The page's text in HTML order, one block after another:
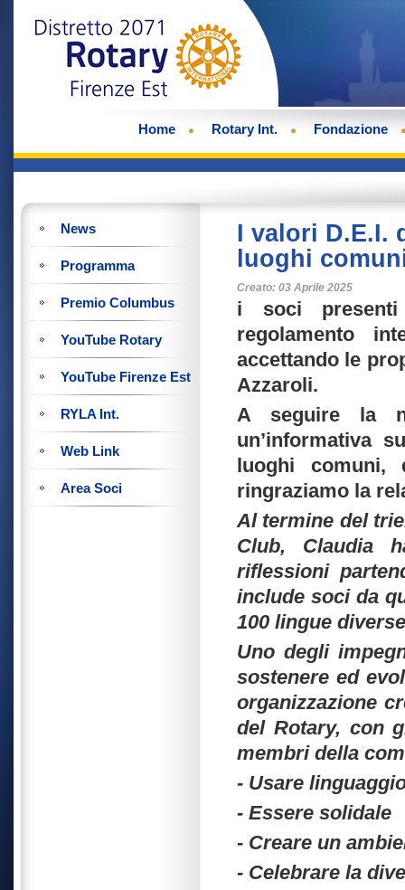
Home Rotary Int. Fondazione
News
Programma
Premio Columbus
YouTube Rotary
YouTube Firenze Est
RYLA Int.
Web Link
Area Soci
I valori D.E.I.
luoghi
Creato: 03 Aprile 2025
i soci
regolamento
accettando le
Azzaroli.
A seguire la
un’informativa
luoghi
ringraziamo la
Al termine del
Club, Claudia
riflessioni
include soci da
100 lingue
Uno degli
sostenere ed
organizzazione
del Rotary, con
membri della
- Usare
- Essere solidale
- Creare un
- Celebrare la